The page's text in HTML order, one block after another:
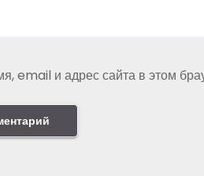
email и адрес сайта в этом